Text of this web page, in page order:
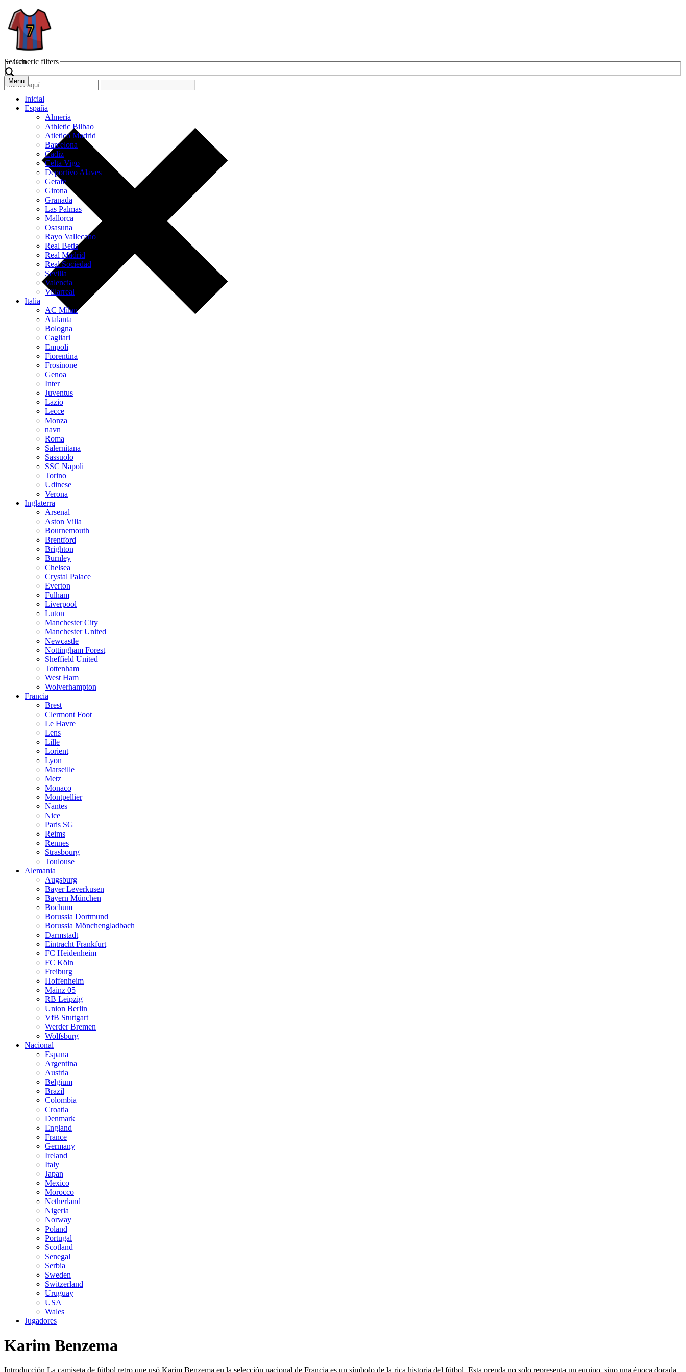
Search
Generic filters
Menu
Inicial
España
Almeria
Athletic Bilbao
Atletico Madrid
Barcelona
Cadiz
Celta Vigo
Deportivo Alaves
Getafe
Girona
Granada
Las Palmas
Mallorca
Osasuna
Rayo Vallecano
Real Betis
Real Madrid
Real Sociedad
Sevilla
Valencia
Villarreal
Italia
AC Milan
Atalanta
Bologna
Cagliari
Empoli
Fiorentina
Frosinone
Genoa
Inter
Juventus
Lazio
Lecce
Monza
navn
Roma
Salernitana
Sassuolo
SSC Napoli
Torino
Udinese
Verona
Inglaterra
Arsenal
Aston Villa
Bournemouth
Brentford
Brighton
Burnley
Chelsea
Crystal Palace
Everton
Fulham
Liverpool
Luton
Manchester City
Manchester United
Newcastle
Nottingham Forest
Sheffield United
Tottenham
West Ham
Wolverhampton
Francia
Brest
Clermont Foot
Le Havre
Lens
Lille
Lorient
Lyon
Marseille
Metz
Monaco
Montpellier
Nantes
Nice
Paris SG
Reims
Rennes
Strasbourg
Toulouse
Alemania
Augsburg
Bayer Leverkusen
Bayern München
Bochum
Borussia Dortmund
Borussia Mönchengladbach
Darmstadt
Eintracht Frankfurt
FC Heidenheim
FC Köln
Freiburg
Hoffenheim
Mainz 05
RB Leipzig
Union Berlin
VfB Stuttgart
Werder Bremen
Wolfsburg
Nacional
Espana
Argentina
Austria
Belgium
Brazil
Colombia
Croatia
Denmark
England
France
Germany
Ireland
Italy
Japan
Mexico
Morocco
Netherland
Nigeria
Norway
Poland
Portugal
Scotland
Senegal
Serbia
Sweden
Switzerland
Uruguay
USA
Wales
Jugadores
Karim Benzema